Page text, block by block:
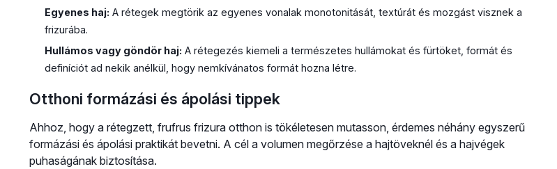
Egyenes haj: A rétegek megtörik az egyenes vonalak monotonitását, textúrát és mozgást visznek a
frizurába.
Hullámos vagy göndör haj: A rétegezés kiemeli a természetes hullámokat és fürtöket, formát és
definíciót ad nekik anélkül, hogy nemkívánatos formát hozna létre.
Otthoni formázási és ápolási tippek
Ahhoz, hogy a rétegzett, frufrus frizura otthon is tökéletesen mutasson, érdemes néhány egyszerű
formázási és ápolási praktikát bevetni. A cél a volumen megőrzése a hajtöveknél és a hajvégek
puhaságának biztosítása.